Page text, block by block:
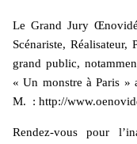
Le Grand Jury
Scénariste,
grand public,
« Un monstre à Paris »
M. : http://
Rendez-vous pour